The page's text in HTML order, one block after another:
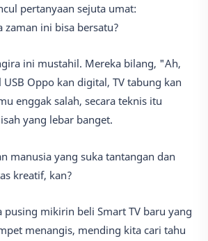
pertanyaan sejuta umat:
zaman ini bisa bersatu?
ini mustahil. Mereka bilang, "Ah,
Oppo kan digital, TV tabung kan
enggak salah, secara teknis itu
yang lebar banget.
manusia yang suka tantangan dan
kreatif, kan?
pusing mikirin beli Smart TV baru yang
menangis, mending kita cari tahu